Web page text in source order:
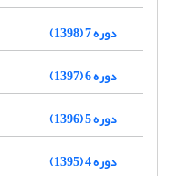
دوره 7 (1398)
دوره 6 (1397)
دوره 5 (1396)
دوره 4 (1395)